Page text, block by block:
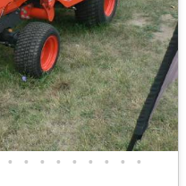
• • • • • • • • •